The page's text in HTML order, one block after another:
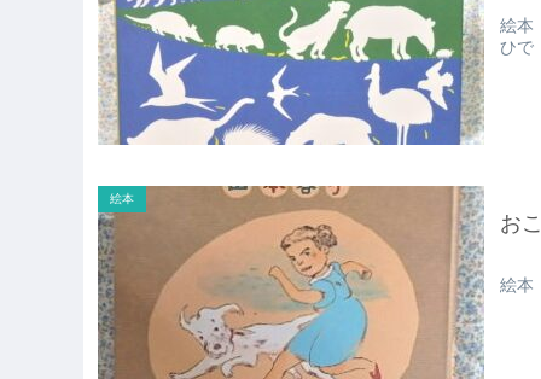
絵本
ひ
絵本
お
絵